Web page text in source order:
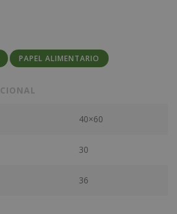
PAPEL ALIMENTARIO
40×60
30
36